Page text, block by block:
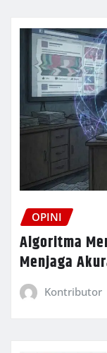
OPINI
Algoritma
Menjaga
Kontributor